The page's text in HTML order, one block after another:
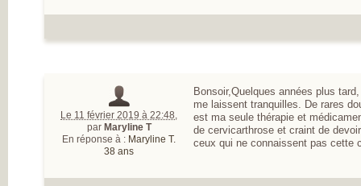
UN QUOTIDIEN
PERTURBÉ
PARTICIPEZ AUX
FUTURES
Le 11 février 2019 à 22:48
par Maryline T
En réponse à : Maryline T.
38 ans
Bonsoir,Quelques années plus
me laissent tranquilles. De rares
est ma seule thérapie et
de cervicarthrose et craint de
ceux qui ne connaissent pas cette